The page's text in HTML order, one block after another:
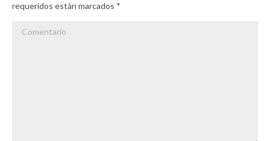
requeridos están marcados *
Comentario